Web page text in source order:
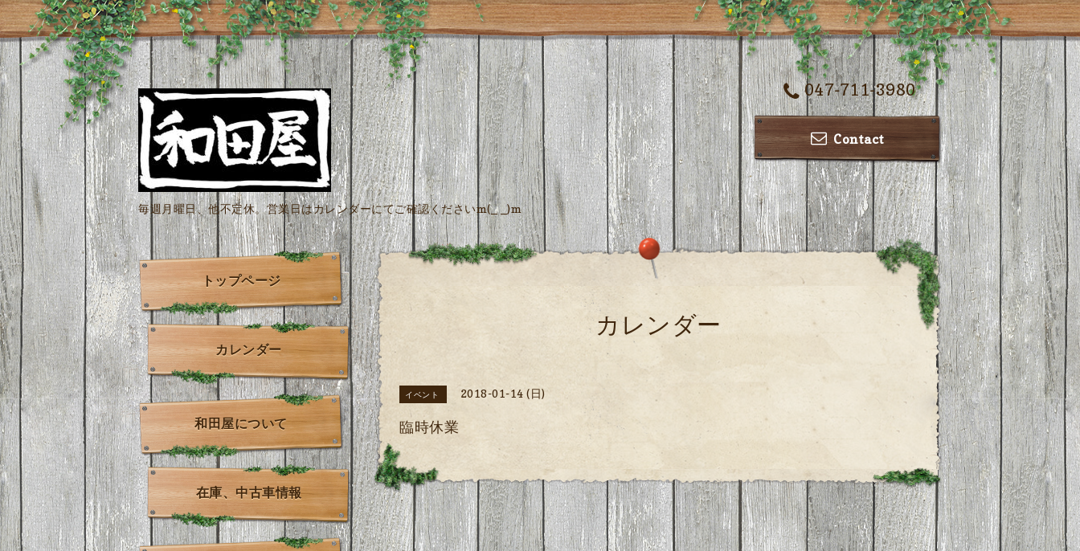
047-711-3980
Contact
毎週月曜日、他不定休。営業日はカレンダーにてご確認くださいm(_ _)m
カレンダー
イベント 2018-01-14 (日)
臨時休業
トップページ
カレンダー
和田屋について
在庫、中古車情報